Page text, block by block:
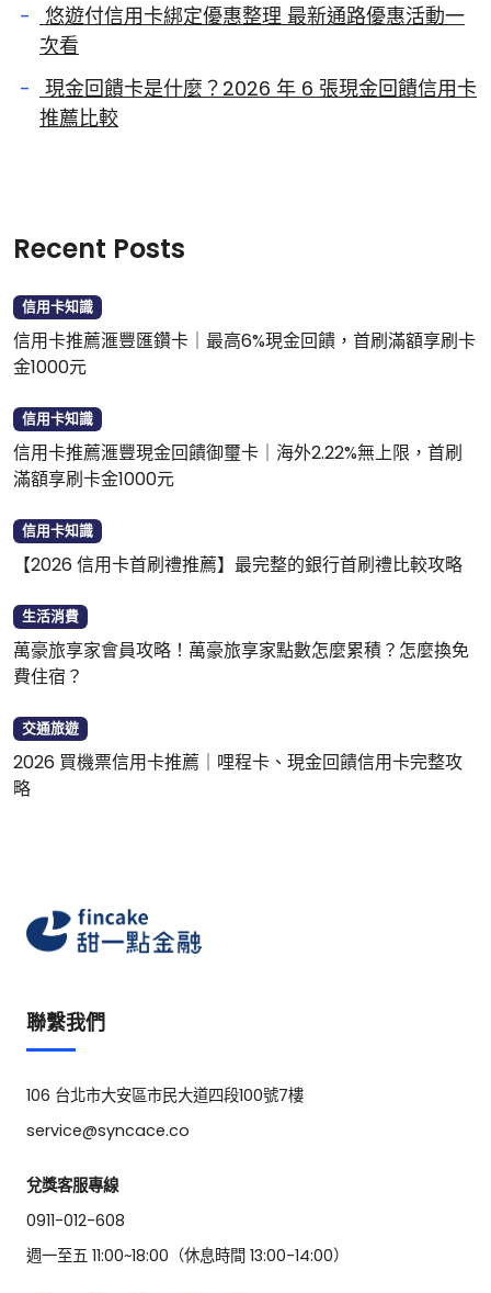
悠遊付信用卡綁定優惠整理 最新通路優惠活動一
次看
現金回饋卡是什麼？2026 年 6 張現金回饋信用卡
推薦比較
Recent Posts
信用卡知識
信用卡推薦滙豐匯鑽卡｜最高6%現金回饋，首刷滿額享刷卡
金1000元
信用卡知識
信用卡推薦滙豐現金回饋御璽卡｜海外2.22%無上限，首刷
滿額享刷卡金1000元
信用卡知識
【2026 信用卡首刷禮推薦】最完整的銀行首刷禮比較攻略
生活消費
萬豪旅享家會員攻略！萬豪旅享家點數怎麼累積？怎麼換免
費住宿？
交通旅遊
2026 買機票信用卡推薦｜哩程卡、現金回饋信用卡完整攻
略
聯繫我們
106 台北市大安區市民大道四段100號7樓
service@syncace.co
兌獎客服專線
0911-012-608
週一至五 11:00~18:00（休息時間 13:00-14:00）